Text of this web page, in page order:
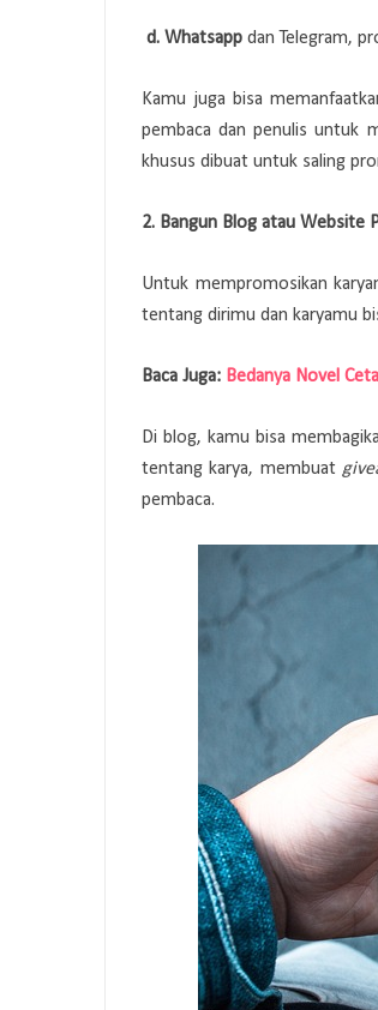
d. Whatsapp dan Telegram,
Kamu juga bisa
pembaca dan penulis untuk
khusus dibuat untuk saling
2. Bangun Blog atau Website
Untuk mempromosikan
tentang dirimu dan karyamu
Baca Juga: Bedanya Novel
Di blog, kamu bisa
tentang karya, membuat
pembaca.